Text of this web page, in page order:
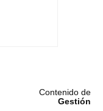
Contenido de
Gestión